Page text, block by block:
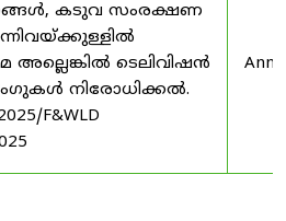
കടുവ സംരക്ഷണ
അല്ലെങ്കിൽ ടെലിവിഷൻ
നിരോധിക്കൽ.
F&WLD